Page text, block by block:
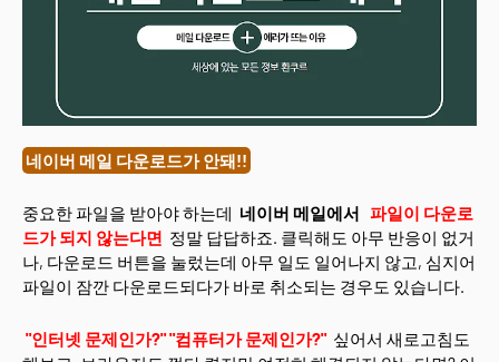
네이버 메일 다운로드가 안돼!!
중요한 파일을 받아야 하는데 네이버 메일에서 파일이 다운로
드가 되지 않는다면 정말 답답하죠. 클릭해도 아무 반응이 없거
나, 다운로드 버튼을 눌렀는데 아무 일도 일어나지 않고, 심지어
파일이 잠깐 다운로드되다가 바로 취소되는 경우도 있습니다.
"인터넷 문제인가?" "컴퓨터가 문제인가?" 싶어서 새로고침도